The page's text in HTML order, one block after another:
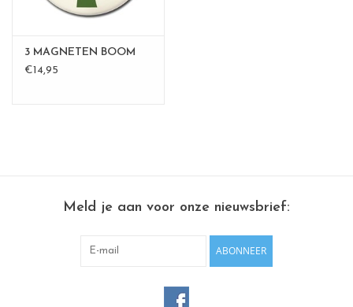
3 MAGNETEN BOOM
€14,95
Meld je aan voor onze nieuwsbrief:
ABONNEER